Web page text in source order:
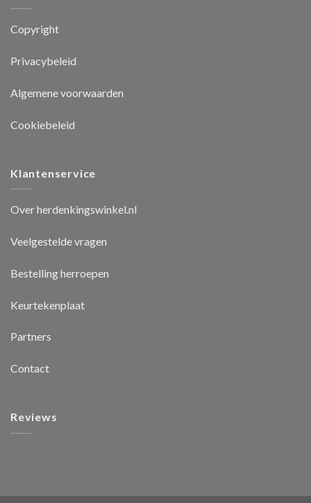
Copyright
Privacybeleid
Algemene voorwaarden
Cookiebeleid
Klantenservice
Over herdenkingswinkel.nl
Veelgestelde vragen
Bestelling herroepen
Keurtekenplaat
Partners
Contact
Reviews